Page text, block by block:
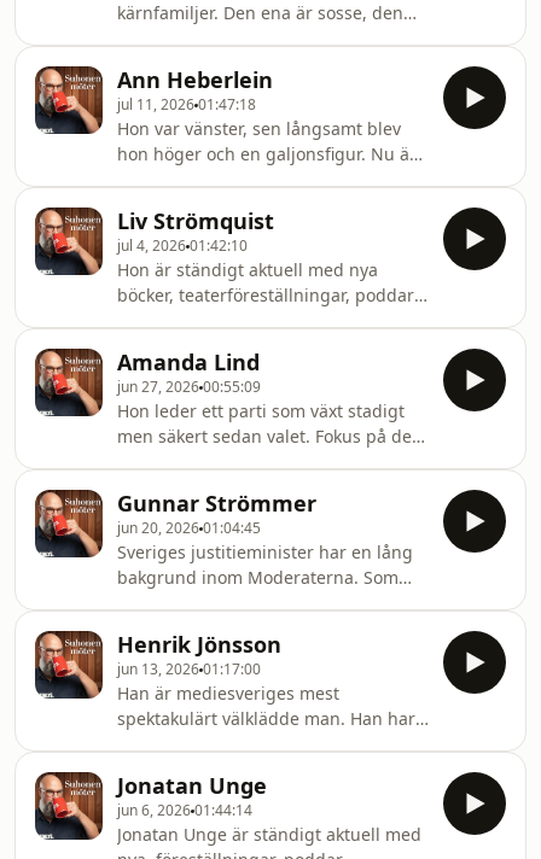
kärnfamiljer. Den ena är sosse, den
leva med någon över blockgränsen?
Ann Heberlein
jul 11, 202601:47:18
Hon var vänster, sen långsamt blev
hon höger och en galjonsfigur. Nu är
författaren Ann Heberlein.
Liv Strömquist
jul 4, 202601:42:10
Hon är ständigt aktuell med nya
böcker, teaterföreställningar, poddar,
en särskild typ av gymnasister bära
hennes album en symbol för vilka de
var. Sedan dess har hon bara fortsatt.
Idag möter jag Liv Strömquist.
Amanda Lind
jun 27, 202600:55:09
Hon leder ett parti som växt stadigt
men säkert sedan valet. Fokus på de
Miljöpartiet mer attraktivt för fler. Nu
siktar de på regeringsposter och
rödgrön majoritet – men vem är hon
och vad vill hon?
Gunnar Strömmer
jun 20, 202601:04:45
Sveriges justitieminister har en lång
bakgrund inom Moderaterna. Som
MUF. Då var fokus att göra
invandringspolitiken till en moderat
profilfråga. Strömmer såg
Socialdemokraternas
migrationspolitik som inhuman och
ville införa helt fri invandring och
krävde amnesti för alla illegala
invandrare. Idag är han en av
Henrik Jönsson
jun 13, 202601:17:00
Han är mediesveriges mest
spektakulärt välklädde man. Han har
ögat på vänstersidan med sina
videokrönikor, nyliberala åsikter och
raljanta tonfall – men vem är han, vad
Jonatan Unge
jun 6, 202601:44:14
Jonatan Unge är ständigt aktuell med